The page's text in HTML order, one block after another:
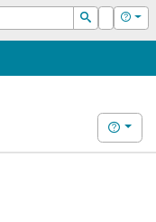
Suchen
Login Hilfe
Hilfe